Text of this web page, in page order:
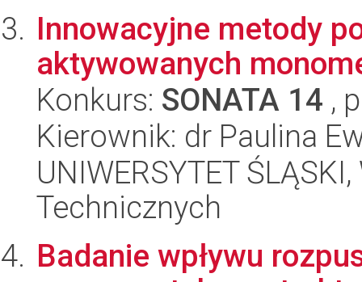
Innowacyjne metody
aktywowanych
Konkurs: SONATA 14 ,
Kierownik: dr Paulina
UNIWERSYTET
Technicznych
Badanie wpływu